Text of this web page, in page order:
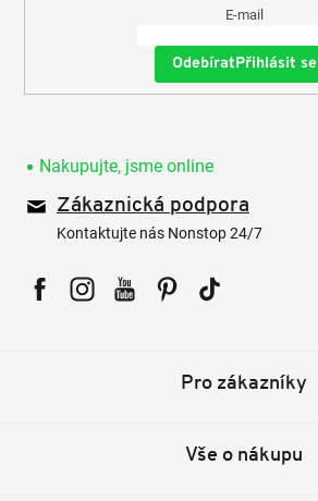
E-mail
Přihlásit se
Nakupujte, jsme online
Zákaznická podpora
Kontaktujte nás Nonstop 24/7
Pro zákazníky
Vše o nákupu